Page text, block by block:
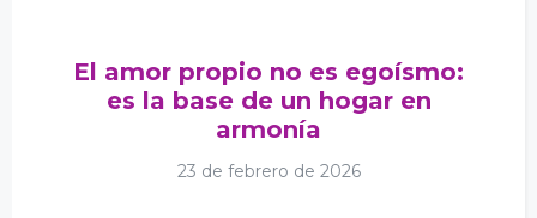
El amor propio no es egoísmo:
es la base de un hogar en
armonía
23 de febrero de 2026